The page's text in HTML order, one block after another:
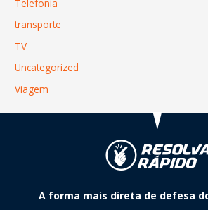
Telefonia
transporte
TV
Uncategorized
Viagem
A forma mais direta de defesa